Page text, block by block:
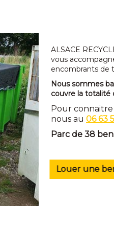
ALSACE
vous
encombrants de
Nous sommes
couvre la totalité
Pour
nous au 06 63
Parc de 38
Louer une